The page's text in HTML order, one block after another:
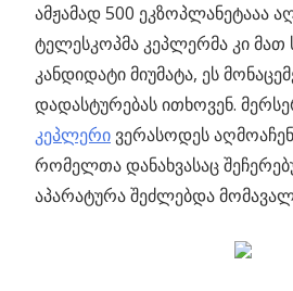
ამჟამად 500 ეკზოპლანეტააა
ტელესკოპმა კეპლერმა კი მათ
კანდიდატი მიუმატა, ეს
დადასტურებას ითხოვენ.
კეპლერი ვერასოდეს
რომელთა დანახვასაც
აპარატურა შეძლებდა